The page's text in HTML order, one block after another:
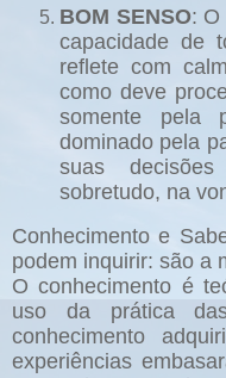
BOM SENSO: O
capacidade de
reflete com
como deve
somente pela
dominado pela
suas
sobretudo, na
Conhecimento e
podem inquirir: são a
O conhecimento é
uso da prática
conhecimento
experiências